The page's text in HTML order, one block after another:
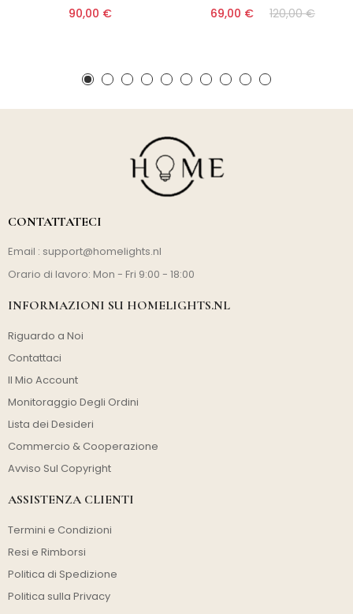
90,00 € 69,00 € 120,00 €
CONTATTATECI
Email : support@homelights.nl
Orario di lavoro: Mon - Fri 9:00 - 18:00
INFORMAZIONI SU HOMELIGHTS.NL
Riguardo a Noi
Contattaci
Il Mio Account
Monitoraggio Degli Ordini
Lista dei Desideri
Commercio & Cooperazione
Avviso Sul Copyright
ASSISTENZA CLIENTI
Termini e Condizioni
Resi e Rimborsi
Politica di Spedizione
Politica sulla Privacy